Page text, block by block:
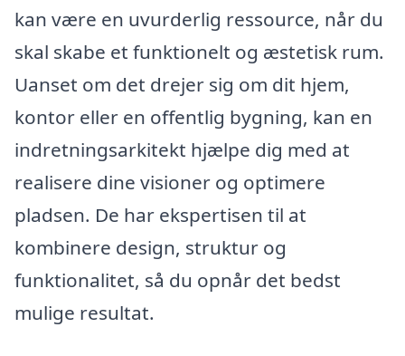
kan være en uvurderlig ressource, når du
skal skabe et funktionelt og æstetisk rum.
Uanset om det drejer sig om dit hjem,
kontor eller en offentlig bygning, kan en
indretningsarkitekt hjælpe dig med at
realisere dine visioner og optimere
pladsen. De har ekspertisen til at
kombinere design, struktur og
funktionalitet, så du opnår det bedst
mulige resultat.